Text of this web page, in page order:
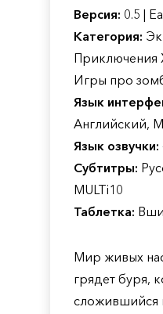
Версия: 0.5 |
Категория:
Игры про
Язык
Английский,
Язык озвучки:
Субтитры:
MULTi10
Таблетка:
Мир живых
грядет буря,
сложившийся